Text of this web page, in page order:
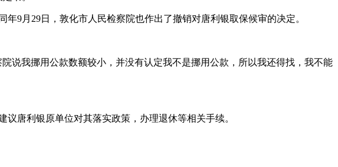
9月29日，敦化市人民检察院也作出了撤销对唐利银取保候审的决定。
说我挪用公款数额较小，并没有认定我不是挪用公款，所以我还得找，我不能
唐利银原单位对其落实政策，办理退休等相关手续。